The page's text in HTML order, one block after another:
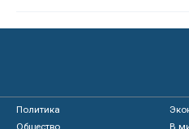
Политика
Общество
В